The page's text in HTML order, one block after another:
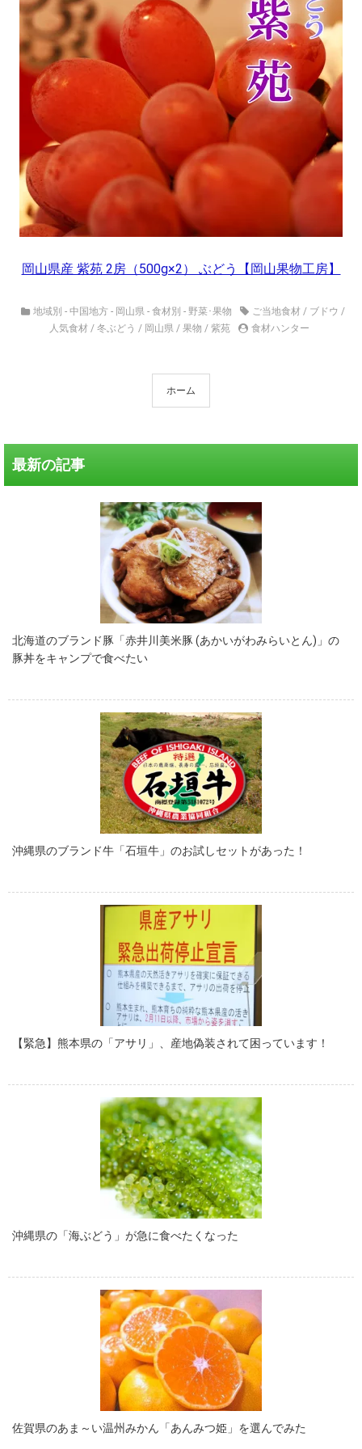
岡山県産 紫苑 2房（500g×2） ぶどう【岡山果物工房】
地域別 - 中国地方 - 岡山県 - 食材別 - 野菜･果物 ご当地食材 / ブドウ /
人気食材 / 冬ぶどう / 岡山県/ 果物 / 紫苑 食材ハンター
ホーム
最新の記事
北海道のブランド豚「赤井川美米豚 (あかいがわみらいとん)」の
豚丼をキャンプで食べたい
沖縄県のブランド牛「石垣牛」のお試しセットがあった！
【緊急】熊本県の「アサリ」、産地偽装されて困っています！
沖縄県の「海ぶどう」が急に食べたくなった
佐賀県のあま～い温州みかん「あんみつ姫」を選んでみた